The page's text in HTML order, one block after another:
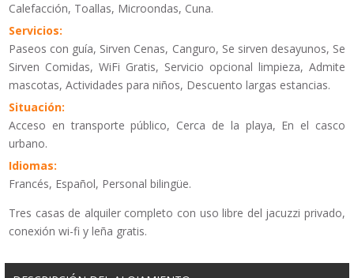
Calefacción, Toallas, Microondas, Cuna.
Servicios:
Paseos con guía, Sirven Cenas, Canguro, Se sirven desayunos, Se
Sirven Comidas, WiFi Gratis, Servicio opcional limpieza, Admite
mascotas, Actividades para niños, Descuento largas estancias.
Situación:
Acceso en transporte público, Cerca de la playa, En el casco
urbano.
Idiomas:
Francés, Español, Personal bilingüe.
Tres casas de alquiler completo con uso libre del jacuzzi privado,
conexión wi-fi y leña gratis.